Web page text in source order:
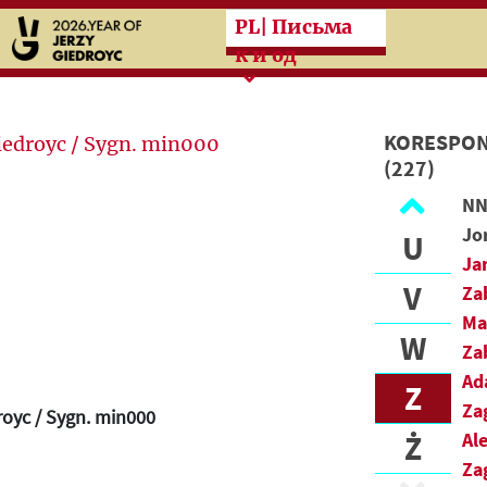
Przeskocz do treści
PL | Письма
к и од
/ Sygn. min000
(227)
Ś
T
U
V
W
Z
Ż